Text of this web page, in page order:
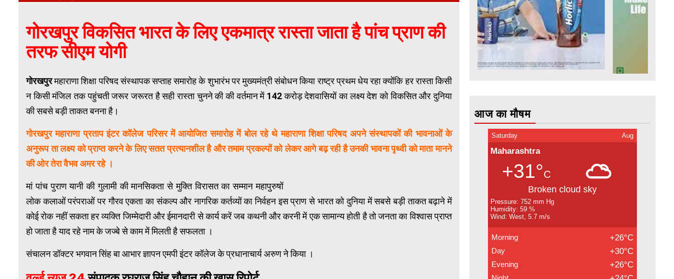
गोरखपुर विकसित भारत के लिए एकमात्र रास्ता जाता है पांच प्राण की
तरफ सीएम योगी
गोरखपुरमहाराणा शिक्षा परिषद संस्थापक सप्ताह समारोह के शुभारंभ पर मुख्यमंत्री संबोधन किया राष्ट्र प्रथम धेय रहा क्योंकि हर रास्ता किसी
न किसी मंजिल तक पहुंचती जरूर जरूरत है सही रास्ता चुनने की की वर्तमान में 142 करोड़ देशवासियों का लक्ष्य देश को विकसित और दुनिया
की सबसे बड़ी ताकत बनना है।
गोरखपुर महाराणा प्रताप इंटर कॉलेज परिसर में आयोजित समारोह में बोल रहे थे महाराणा शिक्षा परिषद अपने संस्थापकों की भावनाओं के
अनुरूप ता लक्ष्य को प्राप्त करने के लिए सतत प्रत्यानशील है और तमाम प्रकल्पों को लेकर आगे बढ़ रही है उनकी भावना पृथ्वी को माता मानने
की ओर तेरा वैभव अमर रहे ।
मां पांच पुराण यानी की गुलामी की मानसिकता से मुक्ति विरासत का सम्मान महापुरुषों
लोक कलाओं परंपराओं पर गौरव एकता का संकल्प और नागरिक कर्तव्यों का निर्वहन इस प्राण से भारत को दुनिया में सबसे बड़ी ताकत बढ़ाने में
कोई रोक नहीं सकता हर व्यक्ति जिम्मेदारी और ईमानदारी से कार्य करें जब कथनी और करनी में एक सामान्य होती है तो जनता का विश्वास प्राप्त
हो जाता है याद रहे नाम के जज्बे से काम में मिलती है सफलता ।
संचालन डॉक्टर भगवान सिंह बा आभार ज्ञापन एमपी इंटर कॉलेज के प्रधानाचार्य अरुण ने किया ।
आज का मौषम
Saturday Aug
Maharashtra
+31°C
Broken cloud sky
Pressure: 752 mm Hg
Humidity: 59 %
Wind: West, 5.7 m/s
Morning +26°C
Day +30°C
Evening +26°C